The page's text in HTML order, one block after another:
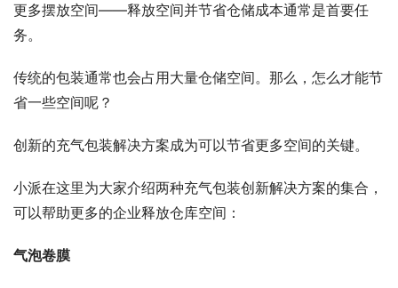
更多摆放空间——释放空间并节省仓储成本通常是首要任
务。
传统的包装通常也会占用大量仓储空间。那么，怎么才能节
省一些空间呢？
创新的充气包装解决方案成为可以节省更多空间的关键。
小派在这里为大家介绍两种充气包装创新解决方案的集合，
可以帮助更多的企业释放仓库空间：
气泡卷膜